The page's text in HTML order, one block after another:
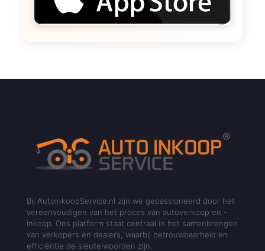
Bij AutoInkoopService.nl zijn we gepassioneerd door het
vereenvoudigen van het proces van autoverkoop en -
inkoop. Ons platform staat centraal in het samenbrengen
van verkopers en dealers, waarbij betrouwbaarheid en
efficiëntie de sleutelwoorden zijn.